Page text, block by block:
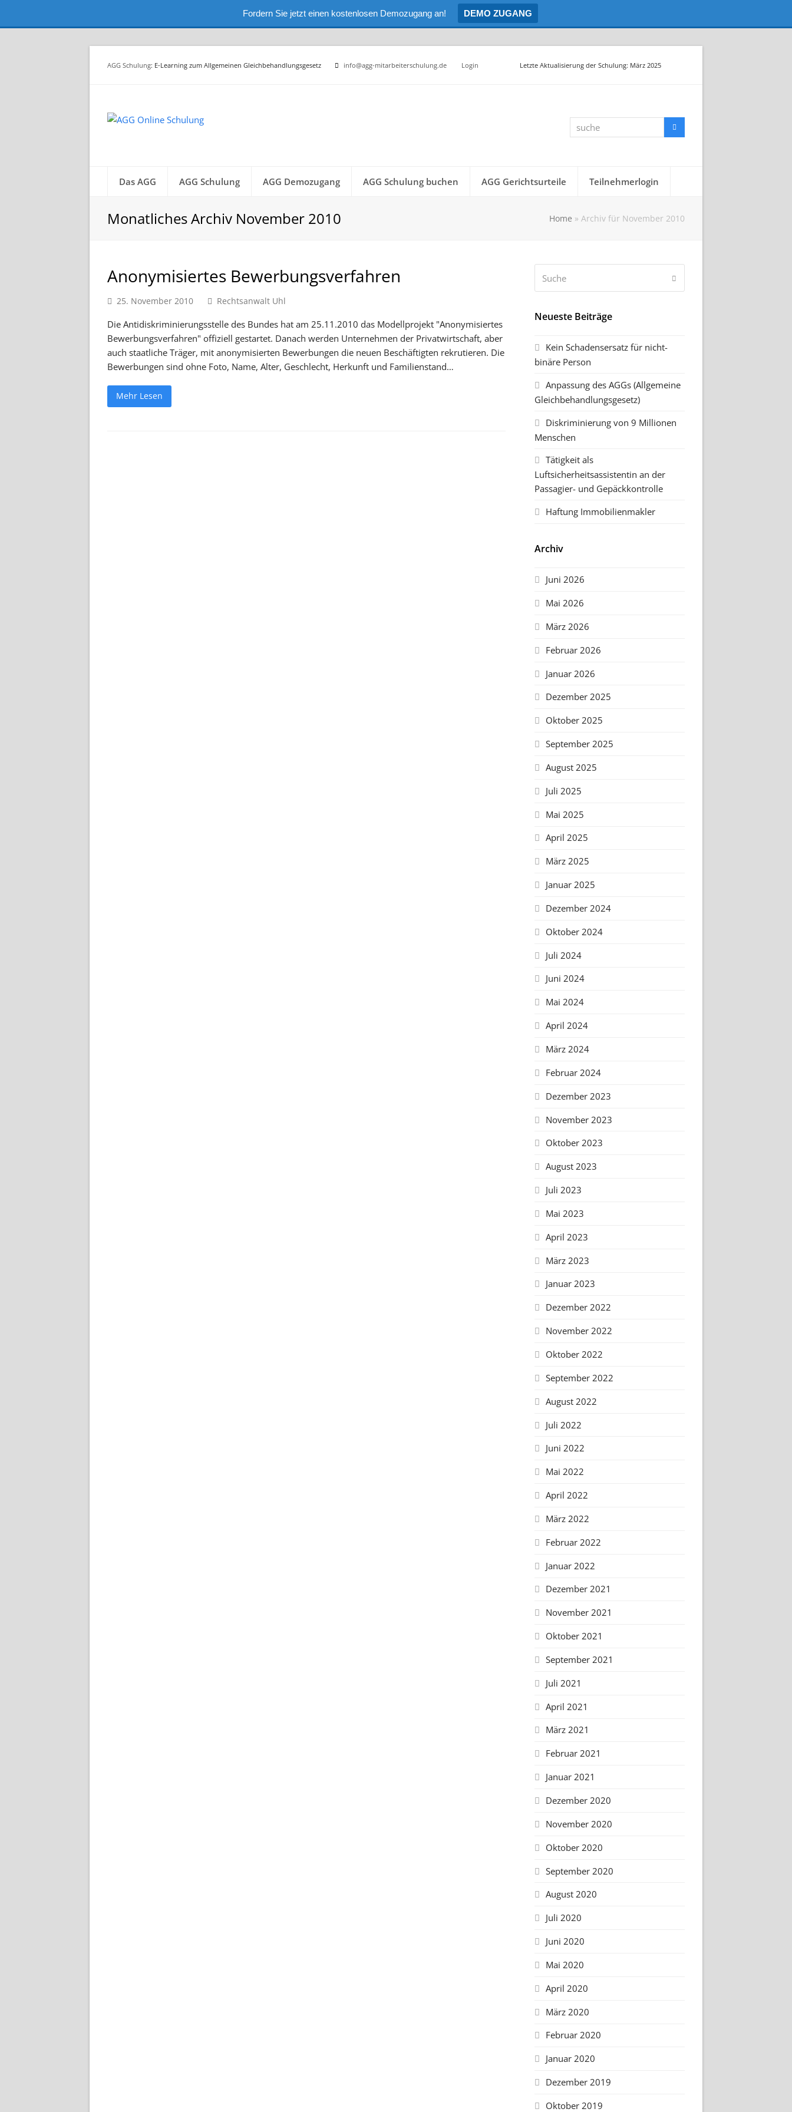
Fordern Sie jetzt einen kostenlosen Demozugang an! DEMO ZUGANG
AGG Schulung: E-Learning zum Allgemeinen Gleichbehandlungsgesetz info@agg-mitarbeiterschulung.de Login Letzte Aktualisierung der Schulung: März 2025
suche
Das AGG AGG Schulung AGG Demozugang AGG Schulung buchen AGG Gerichtsurteile Teilnehmerlogin
Monatliches Archiv November 2010 Home » Archiv für November 2010
Anonymisiertes Bewerbungsverfahren
25. November 2010 Rechtsanwalt Uhl
Die Antidiskriminierungsstelle des Bundes hat am 25.11.2010 das Modellprojekt "Anonymisiertes
Bewerbungsverfahren" offiziell gestartet. Danach werden Unternehmen der Privatwirtschaft, aber
auch staatliche Träger, mit anonymisierten Bewerbungen die neuen Beschäftigten rekrutieren. Die
Bewerbungen sind ohne Foto, Name, Alter, Geschlecht, Herkunft und Familienstand…
Mehr Lesen
Neueste Beiträge
Kein Schadensersatz für nicht-
binäre Person
Anpassung des AGGs (Allgemeine
Gleichbehandlungsgesetz)
Diskriminierung von 9 Millionen
Menschen
Tätigkeit als
Luftsicherheitsassistentin an der
Passagier- und Gepäckkontrolle
Haftung Immobilienmakler
Archiv
Juni 2026
Mai 2026
März 2026
Februar 2026
Januar 2026
Dezember 2025
Oktober 2025
September 2025
August 2025
Juli 2025
Mai 2025
April 2025
März 2025
Januar 2025
Dezember 2024
Oktober 2024
Juli 2024
Juni 2024
Mai 2024
April 2024
März 2024
Februar 2024
Dezember 2023
November 2023
Oktober 2023
August 2023
Juli 2023
Mai 2023
April 2023
März 2023
Januar 2023
Dezember 2022
November 2022
Oktober 2022
September 2022
August 2022
Juli 2022
Juni 2022
Mai 2022
April 2022
März 2022
Februar 2022
Januar 2022
Dezember 2021
November 2021
Oktober 2021
September 2021
Juli 2021
April 2021
März 2021
Februar 2021
Januar 2021
Dezember 2020
November 2020
Oktober 2020
September 2020
August 2020
Juli 2020
Juni 2020
Mai 2020
April 2020
März 2020
Februar 2020
Januar 2020
Dezember 2019
Oktober 2019